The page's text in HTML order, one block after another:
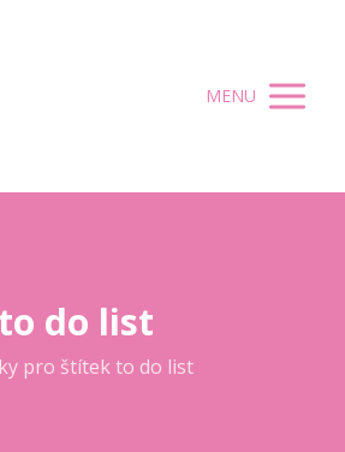
MENU
to do list
pro štítek to do list